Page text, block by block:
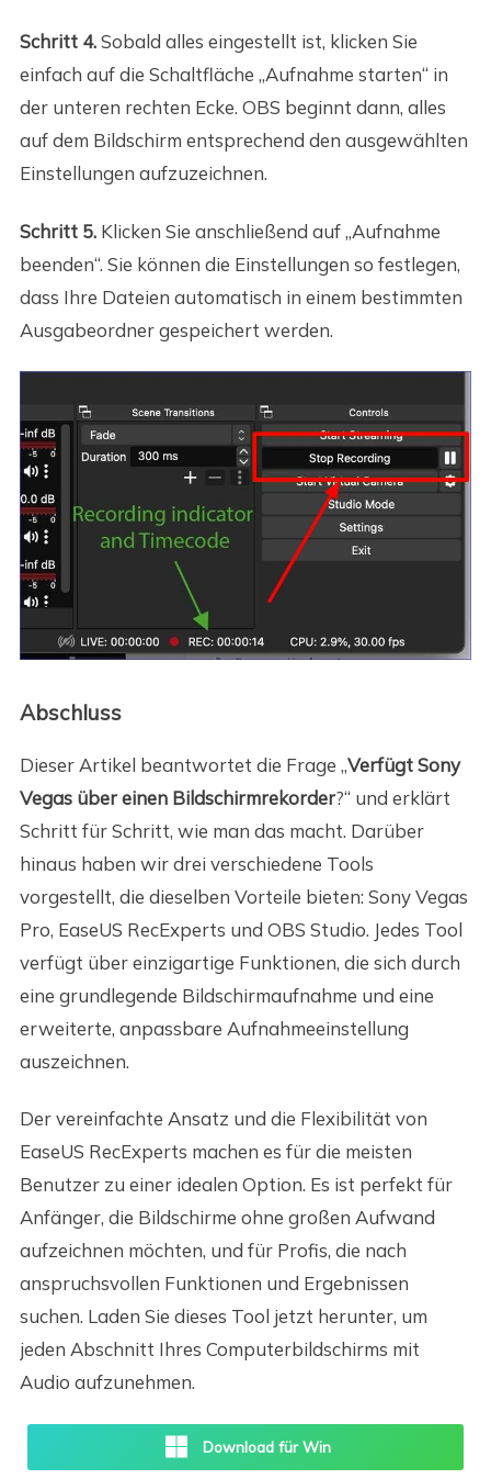
Schritt 4.Sobald alles eingestellt ist, klicken Sie
einfach auf die Schaltfläche „Aufnahme starten“ in
der unteren rechten Ecke. OBS beginnt dann, alles
auf dem Bildschirm entsprechend den ausgewählten
Einstellungen aufzuzeichnen.
Schritt 5.Klicken Sie anschließend auf „Aufnahme
beenden“. Sie können die Einstellungen so festlegen,
dass Ihre Dateien automatisch in einem bestimmten
Ausgabeordner gespeichert werden.
Abschluss
Dieser Artikel beantwortet die Frage „Verfügt Sony
Vegas über einen Bildschirmrekorder?“ und erklärt
Schritt für Schritt, wie man das macht. Darüber
hinaus haben wir drei verschiedene Tools
vorgestellt, die dieselben Vorteile bieten: Sony Vegas
Pro, EaseUS RecExperts und OBS Studio. Jedes Tool
verfügt über einzigartige Funktionen, die sich durch
eine grundlegende Bildschirmaufnahme und eine
erweiterte, anpassbare Aufnahmeeinstellung
auszeichnen.
Der vereinfachte Ansatz und die Flexibilität von
EaseUS RecExperts machen es für die meisten
Benutzer zu einer idealen Option. Es ist perfekt für
Anfänger, die Bildschirme ohne großen Aufwand
aufzeichnen möchten, und für Profis, die nach
anspruchsvollen Funktionen und Ergebnissen
suchen. Laden Sie dieses Tool jetzt herunter, um
jeden Abschnitt Ihres Computerbildschirms mit
Audio aufzunehmen.
Download für Win